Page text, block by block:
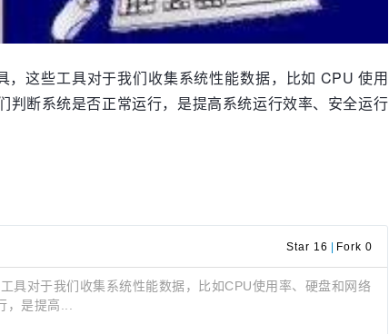
这些工具对于我们收集系统性能数据，比如 CPU 使用
断系统是否正常运行，是提高系统运行效率、安全运行
Star 16 Fork 0
具对于我们收集系统性能数据，比如CPU使用率、硬盘和网络
是提高...